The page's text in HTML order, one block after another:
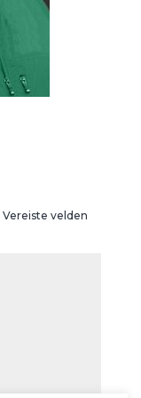
Vereiste velden